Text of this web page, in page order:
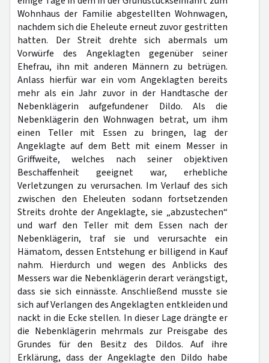
Wohnhaus der Familie abgestellten Wohnwagen,
nachdem sich die Eheleute erneut zuvor gestritten
hatten. Der Streit drehte sich abermals um
Vorwürfe des Angeklagten gegenüber seiner
Ehefrau, ihn mit anderen Männern zu betrügen.
Anlass hierfür war ein vom Angeklagten bereits
mehr als ein Jahr zuvor in der Handtasche der
Nebenklägerin aufgefundener Dildo. Als die
Nebenklägerin den Wohnwagen betrat, um ihm
einen Teller mit Essen zu bringen, lag der
Angeklagte auf dem Bett mit einem Messer in
Griffweite, welches nach seiner objektiven
Beschaffenheit geeignet war, erhebliche
Verletzungen zu verursachen. Im Verlauf des sich
zwischen den Eheleuten sodann fortsetzenden
Streits drohte der Angeklagte, sie „abzustechen“
und warf den Teller mit dem Essen nach der
Nebenklägerin, traf sie und verursachte ein
Hämatom, dessen Entstehung er billigend in Kauf
nahm. Hierdurch und wegen des Anblicks des
Messers war die Nebenklägerin derart verängstigt,
dass sie sich einnässte. Anschließend musste sie
sich auf Verlangen des Angeklagten entkleiden und
nackt in die Ecke stellen. In dieser Lage drängte er
die Nebenklägerin mehrmals zur Preisgabe des
Grundes für den Besitz des Dildos. Auf ihre
Erklärung, dass der Angeklagte den Dildo habe